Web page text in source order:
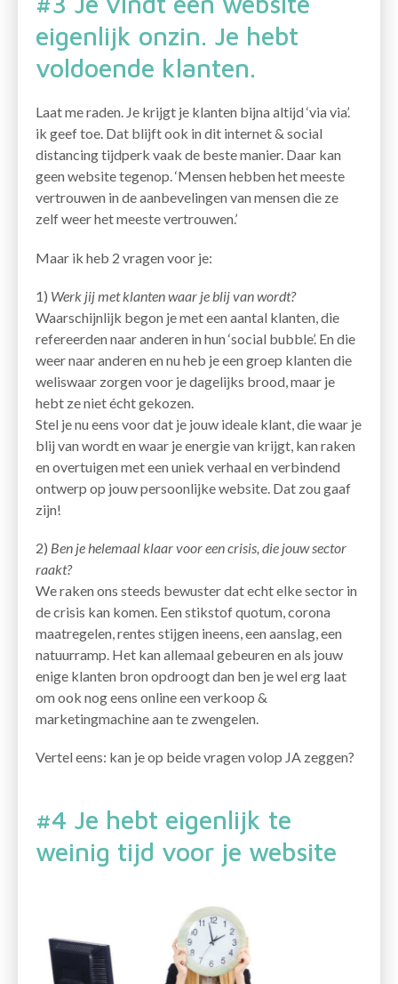
eigenlijk onzin. Je hebt
voldoende klanten.
Laat me raden. Je krijgt je klanten bijna altijd ‘via via’.
ik geef toe. Dat blijft ook in dit internet & social
distancing tijdperk vaak de beste manier. Daar kan
geen website tegenop. ‘Mensen hebben het meeste
vertrouwen in de aanbevelingen van mensen die ze
zelf weer het meeste vertrouwen.’
Maar ik heb 2 vragen voor je:
1) Werk jij met klanten waar je blij van wordt?
Waarschijnlijk begon je met een aantal klanten, die
refereerden naar anderen in hun ‘social bubble’. En die
weer naar anderen en nu heb je een groep klanten die
weliswaar zorgen voor je dagelijks brood, maar je
hebt ze niet écht gekozen.
Stel je nu eens voor dat je jouw ideale klant, die waar je
blij van wordt en waar je energie van krijgt, kan raken
en overtuigen met een uniek verhaal en verbindend
ontwerp op jouw persoonlijke website. Dat zou gaaf
zijn!
2) Ben je helemaal klaar voor een crisis, die jouw sector
raakt?
We raken ons steeds bewuster dat echt elke sector in
de crisis kan komen. Een stikstof quotum, corona
maatregelen, rentes stijgen ineens, een aanslag, een
natuurramp. Het kan allemaal gebeuren en als jouw
enige klanten bron opdroogt dan ben je wel erg laat
om ook nog eens online een verkoop &
marketingmachine aan te zwengelen.
Vertel eens: kan je op beide vragen volop JA zeggen?
#4 Je hebt eigenlijk te
weinig tijd voor je website